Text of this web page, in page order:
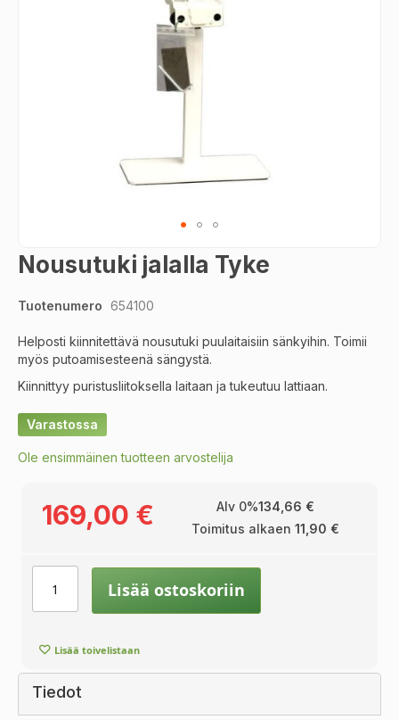
Skip
to
beginning
the
images
gallery
Nousutuki jalalla Tyke
Tuotenumero 654100
Helposti kiinnitettävä nousutuki puulaitaisiin sänkyihin. Toimii
myös putoamisesteenä sängystä.
Kiinnittyy puristusliitoksella laitaan ja tukeutuu lattiaan.
Varastossa
Ole ensimmäinen tuotteen arvostelija
169,00 € Alv 0%134,66 €
Toimitus alkaen 11,90 €
Lisää ostoskoriin
Lisää toivelistaan
Tiedot